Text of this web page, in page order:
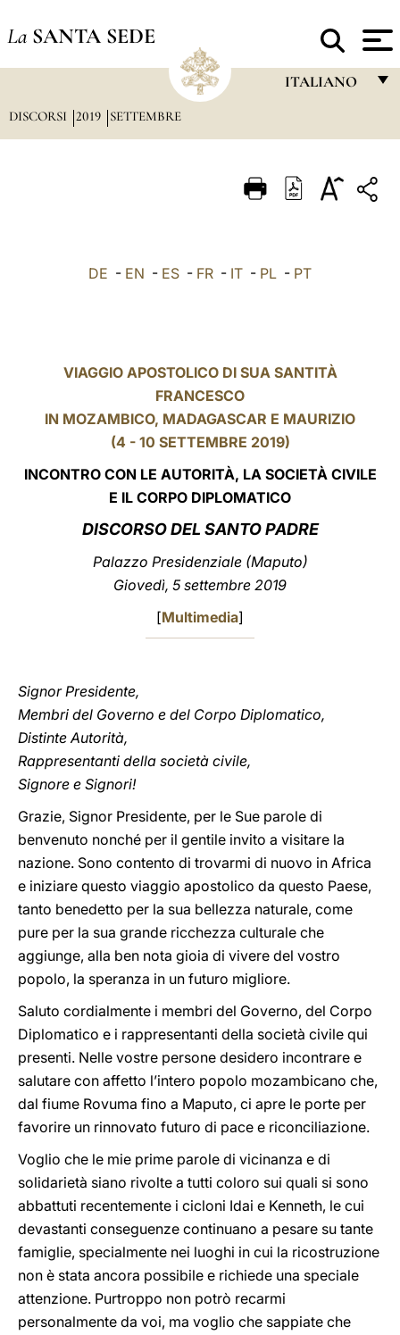
La SANTA SEDE
ITALIANO
ITALIANO
LATINE
DISCORSI 2019 SETTEMBRE
DE - EN - ES - FR - IT - PL - PT
VIAGGIO APOSTOLICO DI SUA SANTITÀ
FRANCESCO
IN MOZAMBICO, MADAGASCAR E MAURIZIO
(4 - 10 SETTEMBRE 2019)
INCONTRO CON LE AUTORITÀ, LA SOCIETÀ CIVILE
E IL CORPO DIPLOMATICO
DISCORSO DEL SANTO PADRE
Palazzo Presidenziale (Maputo)
Giovedì, 5 settembre 2019
[Multimedia]
Signor Presidente,
Membri del Governo e del Corpo Diplomatico,
Distinte Autorità,
Rappresentanti della società civile,
Signore e Signori!
Grazie, Signor Presidente, per le Sue parole di
benvenuto nonché per il gentile invito a visitare la
nazione. Sono contento di trovarmi di nuovo in Africa
e iniziare questo viaggio apostolico da questo Paese,
tanto benedetto per la sua bellezza naturale, come
pure per la sua grande ricchezza culturale che
aggiunge, alla ben nota gioia di vivere del vostro
popolo, la speranza in un futuro migliore.
Saluto cordialmente i membri del Governo, del Corpo
Diplomatico e i rappresentanti della società civile qui
presenti. Nelle vostre persone desidero incontrare e
salutare con affetto l’intero popolo mozambicano che,
dal fiume Rovuma fino a Maputo, ci apre le porte per
favorire un rinnovato futuro di pace e riconciliazione.
Voglio che le mie prime parole di vicinanza e di
solidarietà siano rivolte a tutti coloro sui quali si sono
abbattuti recentemente i cicloni Idai e Kenneth, le cui
devastanti conseguenze continuano a pesare su tante
famiglie, specialmente nei luoghi in cui la ricostruzione
non è stata ancora possibile e richiede una speciale
attenzione. Purtroppo non potrò recarmi
personalmente da voi, ma voglio che sappiate che